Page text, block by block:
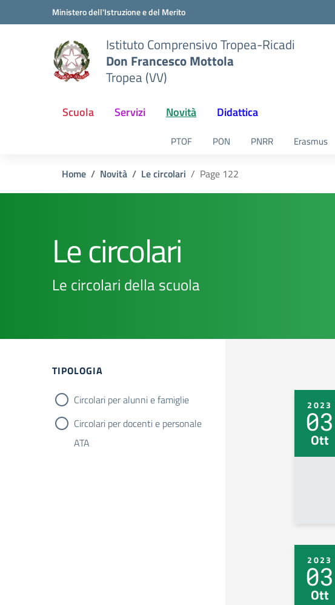
Vai ai contenuti
Vai al menu di navigazioneMinistero dell'Istruzione e del Merito
Istituto Comprensivo Tropea-Ricadi
Don Francesco Mottola
Tropea (VV)
Scuola Servizi Novità Didattica
PTOF PON PNRR Erasmus
Home Novità Le circolari Page 122
Le circolari
Le circolari della scuola
Filtri
TIPOLOGIA
Circolari per alunni e famiglie
Circolari per docenti e personale
ATA
2023
03
Ott
2023
03
Ott